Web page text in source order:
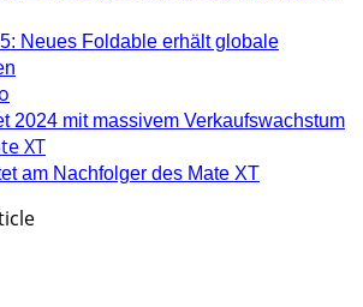
Neues Foldable erhält globale
2024 mit massivem Verkaufswachstum
am Nachfolger des Mate XT